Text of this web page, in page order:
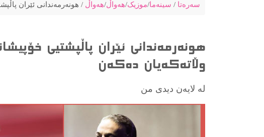
سەرەتا / سینەما/موزیک/هەواڵ/هەواڵ / هونەرمەندانى ئێران
هونەرمەندانى ئێران پاڵپشتیی
وڵاتەکەیان دەکەن
لە لایەن دیدی من